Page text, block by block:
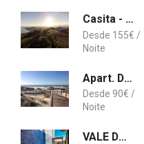
Casita - Cantinho do Paraíso
155€
Apart. Dunas da Torreira
90€
VALE DO LOBO with private pool & self check-in!